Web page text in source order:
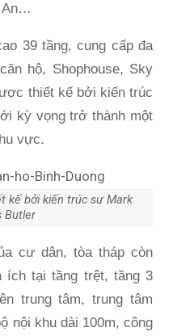
An…
39 tầng, cung cấp đa
hộ, Shophouse, Sky
thiết kế bởi kiến trúc
kỳ vọng trở thành một
vực.
kế bởi kiến trúc sư Mark
Butler
cư dân, tòa tháp còn
ích tại tầng trệt, tầng 3
trung tâm, trung tâm
nội khu dài 100m, công